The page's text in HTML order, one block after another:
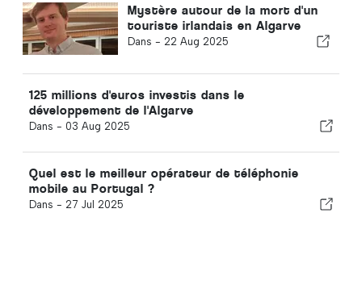
Mystère autour de la mort d'un
touriste irlandais en Algarve
Dans - 22 Aug 2025
125 millions d'euros investis dans le
développement de l'Algarve
Dans - 03 Aug 2025
Quel est le meilleur opérateur de téléphonie
mobile au Portugal ?
Dans - 27 Jul 2025